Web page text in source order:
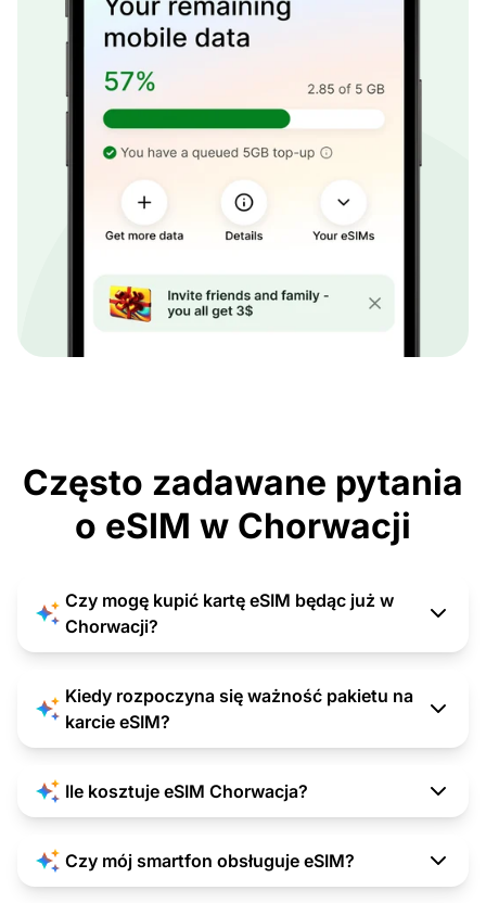
Często zadawane pytania
o eSIM w Chorwacji
Czy mogę kupić kartę eSIM będąc już w
Chorwacji?
Kiedy rozpoczyna się ważność pakietu na
karcie eSIM?
Ile kosztuje eSIM Chorwacja?
Czy mój smartfon obsługuje eSIM?